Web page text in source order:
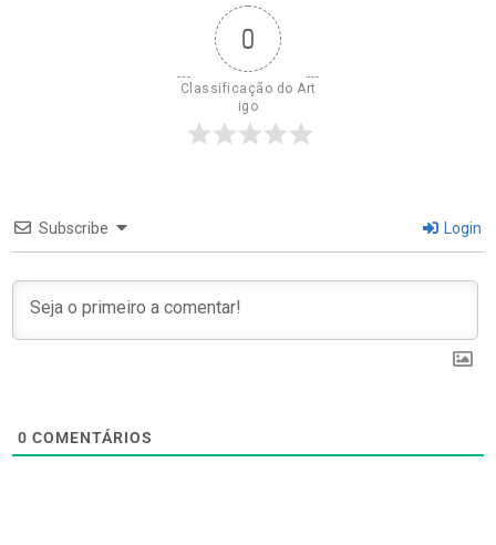
0
Classificação do Art
igo
Subscribe Login
0 COMENTÁRIOS